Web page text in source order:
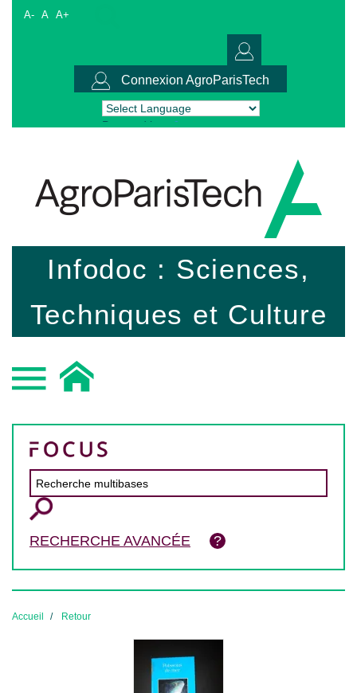
A- A A+
Connexion AgroParisTech
Powered by Translate
Infodoc : Sciences,
Techniques et Culture
RECHERCHE AVANCÉE
Accueil Retour